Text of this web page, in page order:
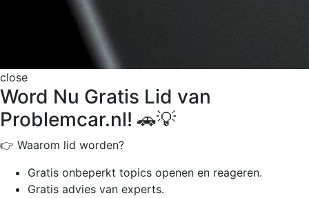
close
Word Nu Gratis Lid van
Problemcar.nl! 🚗💡
👉 Waarom lid worden?
Gratis onbeperkt topics openen en reageren.
Gratis advies van experts.